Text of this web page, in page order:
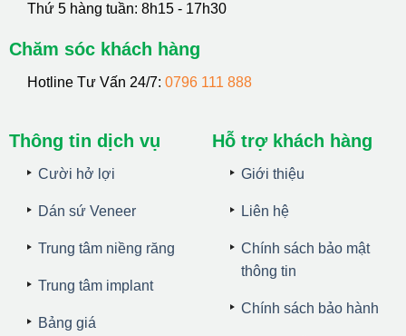
Thứ 5 hàng tuần: 8h15 - 17h30
Chăm sóc khách hàng
Hotline Tư Vấn 24/7: 0796 111 888
Thông tin dịch vụ
Cười hở lợi
Dán sứ Veneer
Trung tâm niềng răng
Trung tâm implant
Bảng giá
Hỗ trợ khách hàng
Giới thiệu
Liên hệ
Chính sách bảo mật
thông tin
Chính sách bảo hành